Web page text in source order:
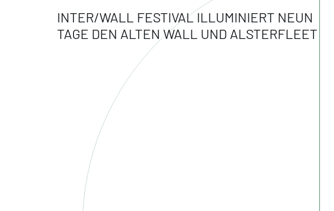
INTER/WALL FESTIVAL ILLUMINIERT NEUN
TAGE DEN ALTEN WALL UND ALSTERFLEET